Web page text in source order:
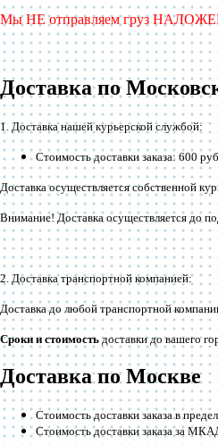
Мы НЕ отправляем груз
Доставка по
1. Доставка нашей курьерской службой:
Стоимость доставки заказа: 600
Доставка осуществляется собственной
Внимание! Доставка осуществляется до
2. Доставка транспортной компанией:
Доставка до любой транспортной
Сроки и стоимостьдоставки до вашего
Доставка по Москве
Стоимость доставки заказа в
Стоимость доставки заказа за